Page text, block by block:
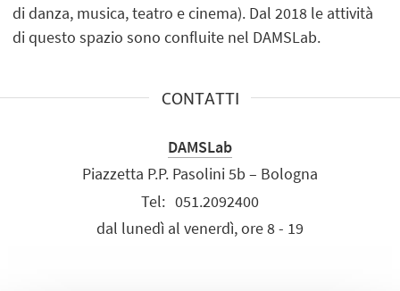
di danza, musica, teatro e cinema). Dal 2018 le attività
di questo spazio sono confluite nel DAMSLab.
CONTATTI
DAMSLab
Piazzetta P.P. Pasolini 5b – Bologna
Tel: 051.2092400
dal lunedì al venerdì, ore 8 - 19